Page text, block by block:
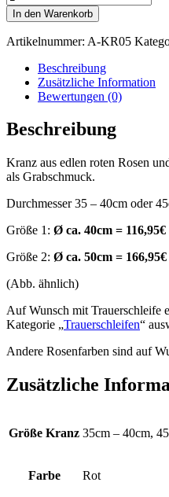
In den Warenkorb
Artikelnummer: A-KR05
Beschreibung
Zusätzliche Information
Bewertungen (0)
Beschreibung
Kranz aus edlen roten Rosen
als Grabschmuck.
Durchmesser 35 – 40cm oder
Größe 1: Ø ca. 40cm = 116,95€
Größe 2: Ø ca. 50cm = 166,95€
(Abb. ähnlich)
Auf Wunsch mit Trauerschleife
Kategorie „Trauerschleifen“
Andere Rosenfarben sind auf
Zusätzliche
Größe Kranz 35cm – 40cm,
Farbe Rot